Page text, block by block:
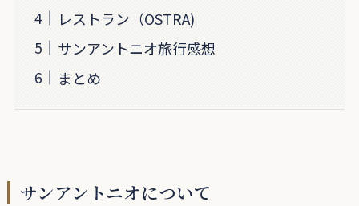
レストラン（OSTRA)
サンアントニオ旅行感想
まとめ
サンアントニオについて